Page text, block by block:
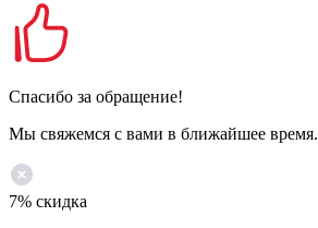
Спасибо за обращение!
Мы свяжемся с вами в ближайшее время.
7% скидка